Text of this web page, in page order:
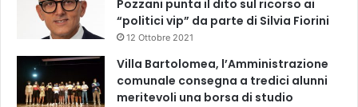
Pozzani punta il dito sul ricorso ai
“politici vip” da parte di Silvia Fiorini
12 Ottobre 2021
Villa Bartolomea, l’Amministrazione
comunale consegna a tredici alunni
meritevoli una borsa di studio